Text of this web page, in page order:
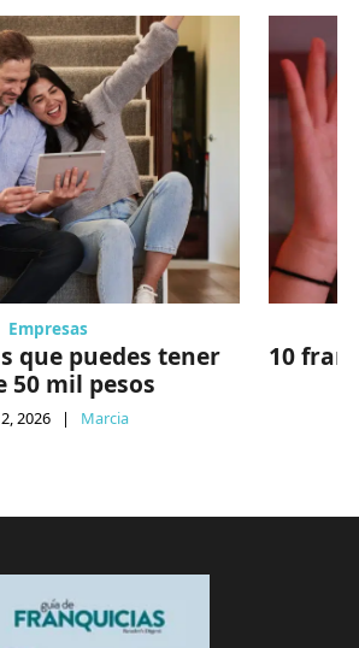
Empresas
que puedes tener
50 mil pesos
2026 | Marcia
10